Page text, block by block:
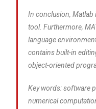
In conclusion, Matlab
tool. Furthermore,
language
contains built-in
object-oriented
Key words: software
numerical